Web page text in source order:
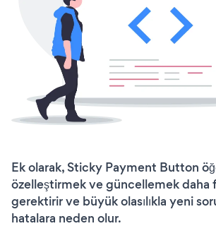
Ek olarak, Sticky Payment Button
özelleştirmek ve güncellemek daha
gerektirir ve büyük olasılıkla yeni
hatalara neden olur.